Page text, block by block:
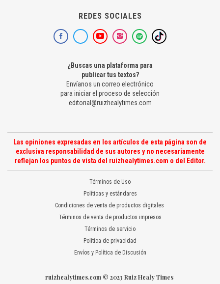
REDES SOCIALES
¿Buscas una plataforma para
publicar tus textos?
Envíanos un correo electrónico
para iniciar el proceso de selección
editorial@ruizhealytimes.com
Las opiniones expresadas en los artículos de esta página son de
exclusiva responsabilidad de sus autores y no necesariamente
reflejan los puntos de vista del ruizhealytimes.com o del Editor.
Términos de Uso
Políticas y estándares
Condiciones de venta de productos digitales
Términos de venta de productos impresos
Términos de servicio
Política de privacidad
Envíos y Política de Discusión
ruizhealytimes.com © 2023 Ruiz Healy Times